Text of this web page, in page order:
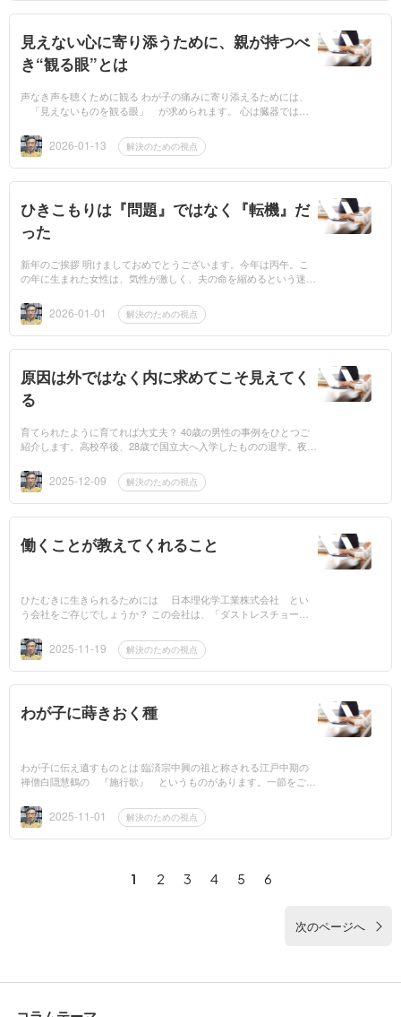
見えない心に寄り添うために、親が持つべ
き“観る眼”とは
声なき声を聴くために観る わが子の痛みに寄り添えるためには、
「見えないものを観る眼」 が求められます。 心は臓器ではあ
ども... 2026-01-13 解決のための視点
ひきこもりは『問題』ではなく『転機』だ
った
新年のご挨拶 明けましておめでとうございます。今年は丙午。こ
の年に生まれた女性は、気性が激しく、夫の命を縮めるという迷信
うです。...2026-01-01 解決のための視点
原因は外ではなく内に求めてこそ見えてく
る
育てられたように育てれば大丈夫？ 40歳の男性の事例をひとつご
紹介します。高校卒後、28歳で国立大へ入学したものの退学。夜間
でにも...2025-12-09 解決のための視点
働くことが教えてくれること
ひたむきに生きられるためには 日本理化学工業株式会社 とい
う会社をご存じでしょうか？ この会社は、「ダストレスチョー
て指定されて...
2025-11-19 解決のための視点
わが子に蒔きおく種
わが子に伝え遺すものとは 臨済宗中興の祖と称される江戸中期の
禅僧白隠慧鶴の 『施行歌』 というものがあります。一節をご紹
る 利...2025-11-01 解決のための視点
1 2 3 4 5 6
次のページへ